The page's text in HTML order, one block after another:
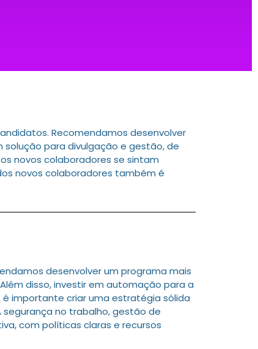
Recomendamos desenvolver
para divulgação e gestão, de
novos colaboradores se sintam
novos colaboradores também é
desenvolver um programa mais
disso, investir em automação para a
importante criar uma estratégia sólida
no trabalho, gestão de
com políticas claras e recursos